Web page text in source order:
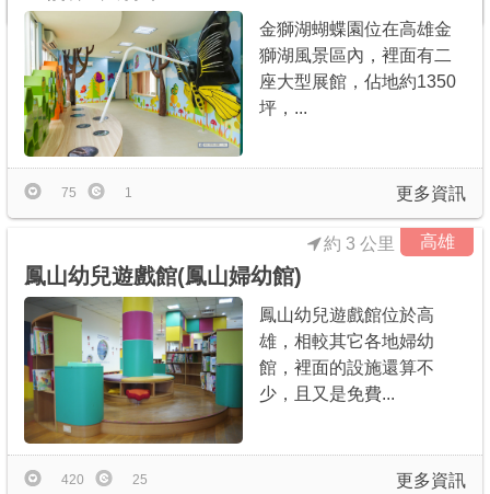
金獅湖蝴蝶園位在高雄金
獅湖風景區內，裡面有二
座大型展館，佔地約1350
坪，...
更多資訊
75 1
高雄
鳳山幼兒遊戲館(鳳山婦幼館)
約 3 公里
鳳山幼兒遊戲館位於高
雄，相較其它各地婦幼
館，裡面的設施還算不
少，且又是免費...
更多資訊
420 25